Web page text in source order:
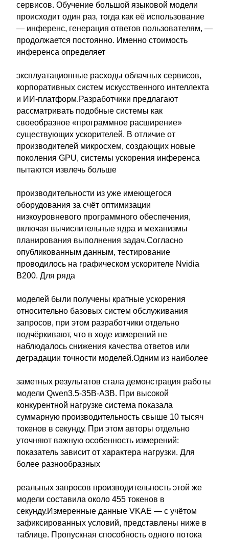
сервисов. Обучение большой языковой модели
происходит один раз, тогда как её использование
— инференс, генерация ответов пользователям, —
продолжается постоянно. Именно стоимость
инференса определяет
эксплуатационные расходы облачных сервисов,
корпоративных систем искусственного интеллекта
и ИИ-платформ.Разработчики предлагают
рассматривать подобные системы как
своеобразное «программное расширение»
существующих ускорителей. В отличие от
производителей микросхем, создающих новые
поколения GPU, системы ускорения инференса
пытаются извлечь больше
производительности из уже имеющегося
оборудования за счёт оптимизации
низкоуровневого программного обеспечения,
включая вычислительные ядра и механизмы
планирования выполнения задач.Согласно
опубликованным данным, тестирование
проводилось на графическом ускорителе Nvidia
B200. Для ряда
моделей были получены кратные ускорения
относительно базовых систем обслуживания
запросов, при этом разработчики отдельно
подчёркивают, что в ходе измерений не
наблюдалось снижения качества ответов или
деградации точности моделей.Одним из наиболее
заметных результатов стала демонстрация работы
модели Qwen3.5-35B-A3B. При высокой
конкурентной нагрузке система показала
суммарную производительность свыше 10 тысяч
токенов в секунду. При этом авторы отдельно
уточняют важную особенность измерений:
показатель зависит от характера нагрузки. Для
более разнообразных
реальных запросов производительность этой же
модели составила около 455 токенов в
секунду.Измеренные данные VKAE — с учётом
зафиксированных условий, представлены ниже в
таблице. Пропускная способность одного потока